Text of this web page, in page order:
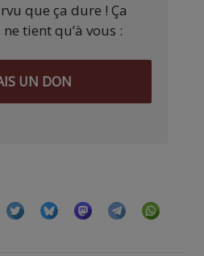
que ça dure ! Ça
tient qu’à vous :
UN DON